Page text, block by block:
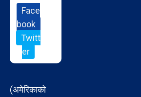
Face
book
Twitt
er
(अमेरिकाको